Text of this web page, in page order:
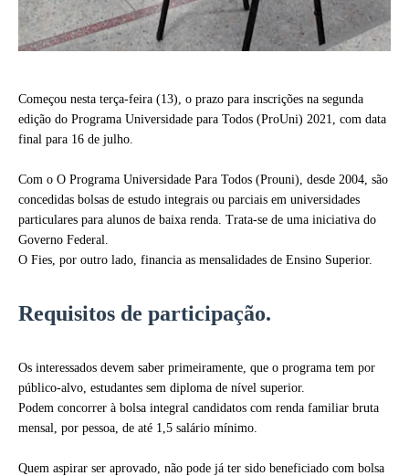
Começou nesta terça-feira (13), o prazo para inscrições na segunda
edição do Programa Universidade para Todos (ProUni) 2021, com data
final para 16 de julho.
Com o O Programa Universidade Para Todos (Prouni), desde 2004, são
concedidas bolsas de estudo integrais ou parciais em universidades
particulares para alunos de baixa renda. Trata-se de uma iniciativa do
Governo Federal.
O Fies, por outro lado, financia as mensalidades de Ensino Superior.
Requisitos de participação.
Os interessados devem saber primeiramente, que o programa tem por
público-alvo, estudantes sem diploma de nível superior.
Podem concorrer à bolsa integral candidatos com renda familiar bruta
mensal, por pessoa, de até 1,5 salário mínimo.
Quem aspirar ser aprovado, não pode já ter sido beneficiado com bolsa